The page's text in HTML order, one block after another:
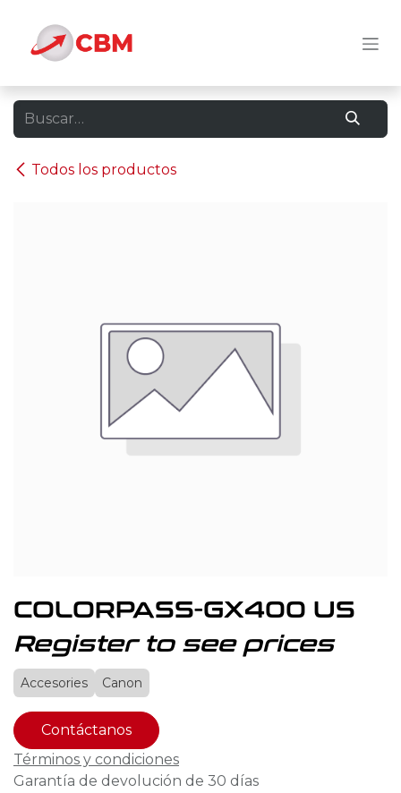
Todos los productos
COLORPASS-GX400 US
Register to see prices
Accesories Canon
Contáctanos
Términos y condiciones
Garantía de devolución de 30 días